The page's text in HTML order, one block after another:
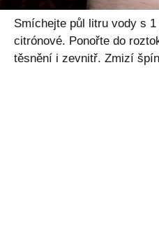
Smíchejte půl litru vody s
citrónové. Ponořte do
těsnění i zevnitř. Zmizí